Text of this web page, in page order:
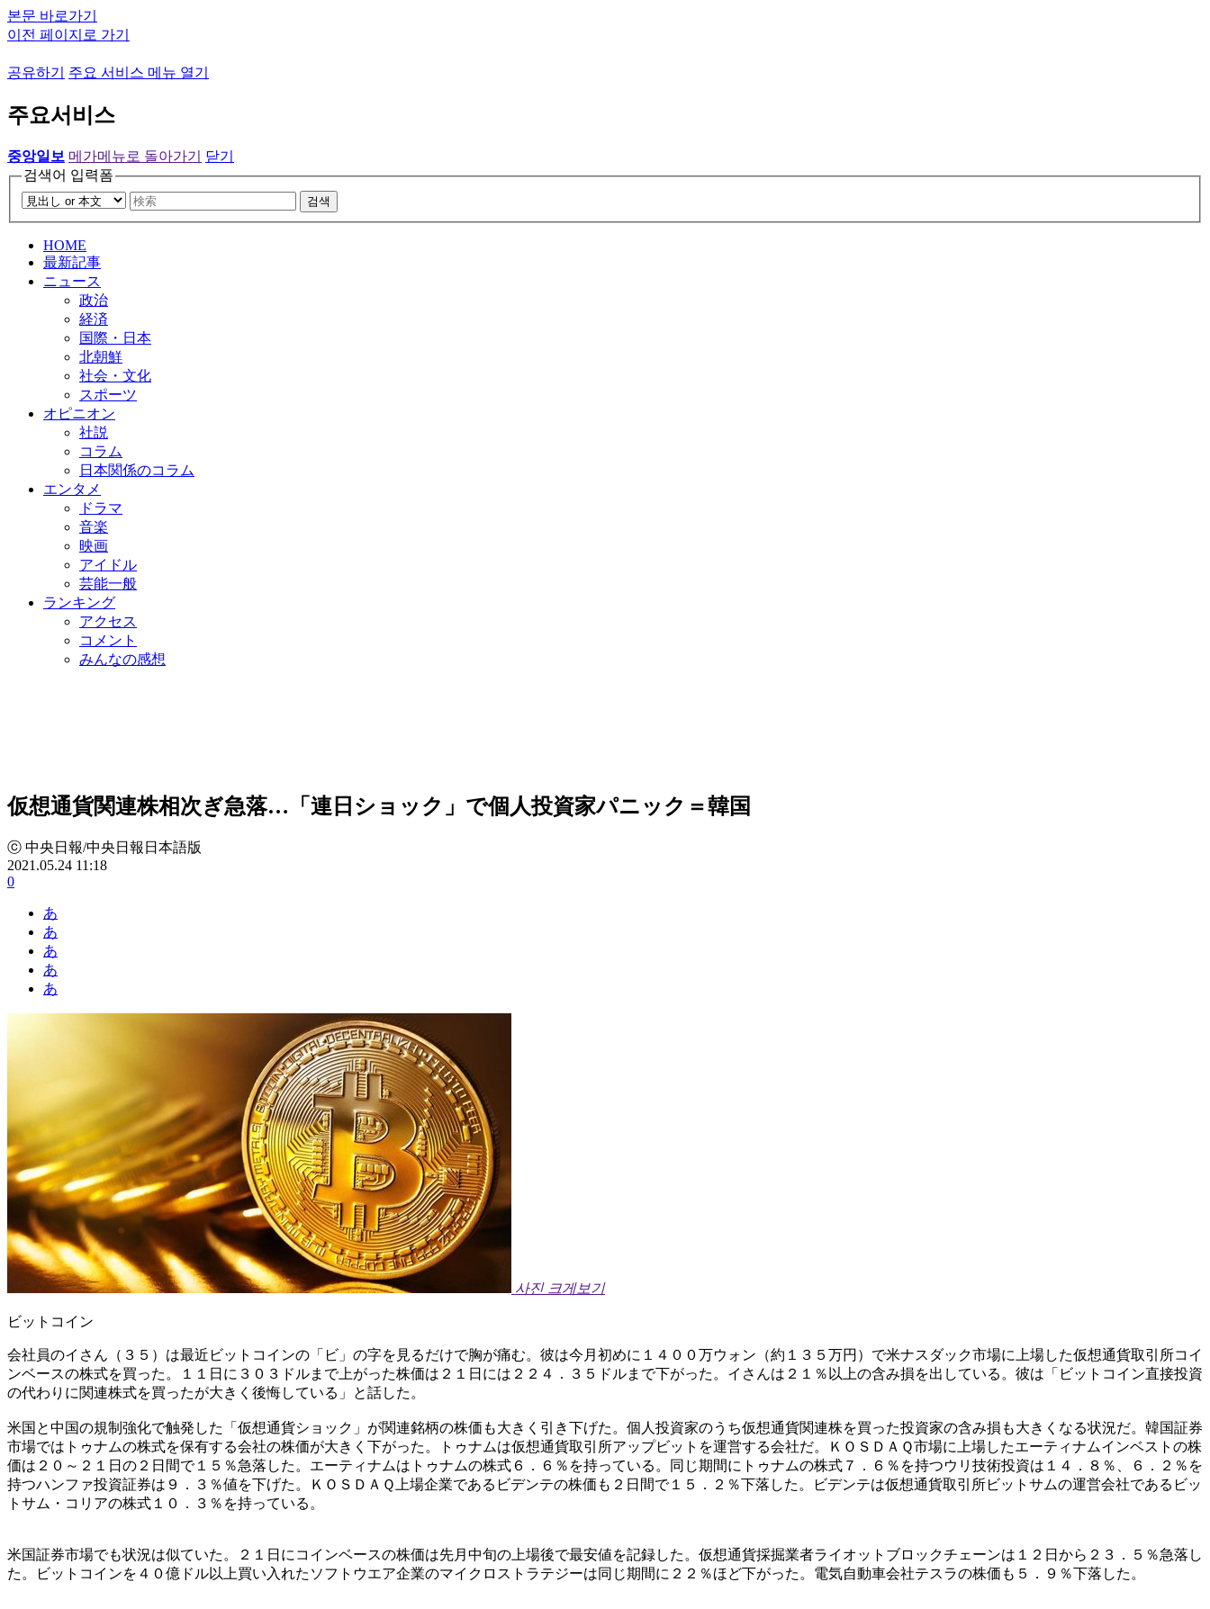
본문 바로가기
이전 페이지로 가기
공유하기 주요 서비스 메뉴 열기
주요서비스
중앙일보 메가메뉴로 돌아가기
닫기
검색어 입력폼
검색
HOME
最新記事
ニュース
政治
経済
国際・日本
北朝鮮
社会・文化
スポーツ
オピニオン
社説
コラム
日本関係のコラム
エンタメ
ドラマ
音楽
映画
アイドル
芸能一般
ランキング
アクセス
コメント
みんなの感想
仮想通貨関連株相次ぎ急落…「連日ショック」で個人投資家パニック＝韓国
ⓒ 中央日報/中央日報日本語版
2021.05.24 11:18
0
あ
あ
あ
あ
あ
사진 크게보기
ビットコイン
会社員のイさん（３５）は最近ビットコインの「ビ」の字を見るだけで胸が痛む。彼は今月初めに１４００万ウォン（約１３５万円）で米ナスダック市場に上場した仮想通貨取引所コイ
ンベースの株式を買った。１１日に３０３ドルまで上がった株価は２１日には２２４．３５ドルまで下がった。イさんは２１％以上の含み損を出している。彼は「ビットコイン直接投資
の代わりに関連株式を買ったが大きく後悔している」と話した。
米国と中国の規制強化で触発した「仮想通貨ショック」が関連銘柄の株価も大きく引き下げた。個人投資家のうち仮想通貨関連株を買った投資家の含み損も大きくなる状況だ。韓国証券
市場ではトゥナムの株式を保有する会社の株価が大きく下がった。トゥナムは仮想通貨取引所アップビットを運営する会社だ。ＫＯＳＤＡＱ市場に上場したエーティナムインベストの株
価は２０～２１日の２日間で１５％急落した。エーティナムはトゥナムの株式６．６％を持っている。同じ期間にトゥナムの株式７．６％を持つウリ技術投資は１４．８％、６．２％を
持つハンファ投資証券は９．３％値を下げた。ＫＯＳＤＡＱ上場企業であるビデンテの株価も２日間で１５．２％下落した。ビデンテは仮想通貨取引所ビットサムの運営会社であるビッ
トサム・コリアの株式１０．３％を持っている。
米国証券市場でも状況は似ていた。２１日にコインベースの株価は先月中旬の上場後で最安値を記録した。仮想通貨採掘業者ライオットブロックチェーンは１２日から２３．５％急落し
た。ビットコインを４０億ドル以上買い入れたソフトウエア企業のマイクロストラテジーは同じ期間に２２％ほど下がった。電気自動車会社テスラの株価も５．９％下落した。